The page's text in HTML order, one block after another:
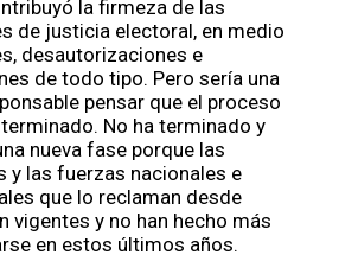
la firmeza de las
de justicia electoral, en medio
desautorizaciones e
de todo tipo. Pero sería una
pensar que el proceso
No ha terminado y
nueva fase porque las
y las fuerzas nacionales e
que lo reclaman desde
vigentes y no han hecho más
en estos últimos años.